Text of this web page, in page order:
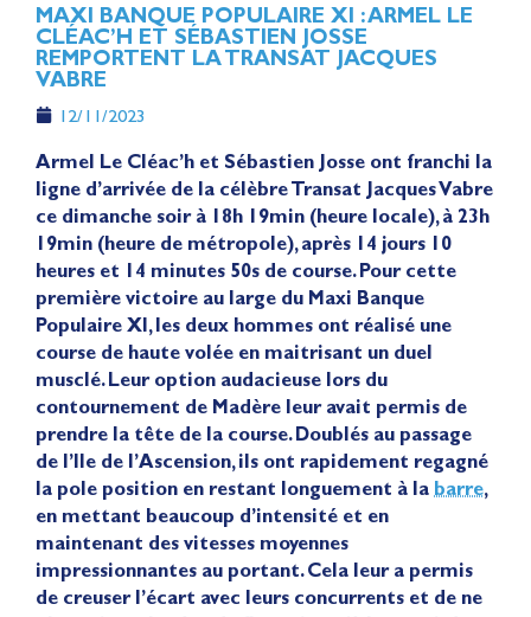
MAXI BANQUE POPULAIRE XI : ARMEL LE
CLÉAC’H ET SÉBASTIEN JOSSE
REMPORTENT LA TRANSAT JACQUES
VABRE
12/11/2023
Armel Le Cléac’h et Sébastien Josse ont franchi la
ligne d’arrivée de la célèbre Transat Jacques Vabre
ce dimanche soir à 18h 19min (heure locale), à 23h
19min (heure de métropole), après 14 jours 10
heures et 14 minutes 50s de course. Pour cette
première victoire au large du Maxi Banque
Populaire XI, les deux hommes ont réalisé une
course de haute volée en maitrisant un duel
musclé. Leur option audacieuse lors du
contournement de Madère leur avait permis de
prendre la tête de la course. Doublés au passage
de l’Ile de l’Ascension, ils ont rapidement regagné
la pole position en restant longuement à la barre,
en mettant beaucoup d’intensité et en
maintenant des vitesses moyennes
impressionnantes au portant. Cela leur a permis
de creuser l’écart avec leurs concurrents et de ne